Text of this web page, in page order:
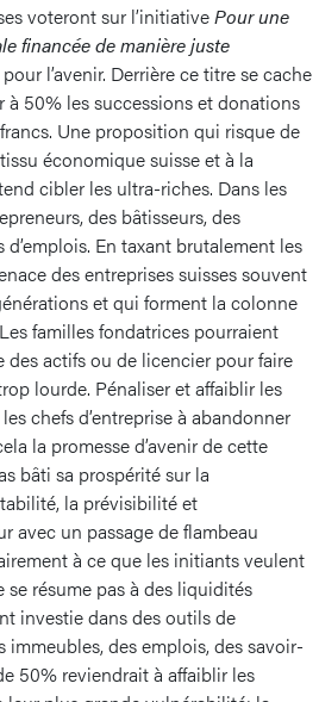
voteront sur l’initiativePour une
financée de manière juste
l’avenir. Derrière ce titre se cache
à 50% les successions et donations
Une proposition qui risque de
économique suisse et à la
cibler les ultra-riches. Dans les
des bâtisseurs, des
En taxant brutalement les
des entreprises suisses souvent
et qui forment la colonne
familles fondatrices pourraient
actifs ou de licencier pour faire
lourde. Pénaliser et affaiblir les
chefs d’entreprise à abandonner
la promesse d’avenir de cette
bâti sa prospérité sur la
la prévisibilité et
avec un passage de flambeau
à ce que les initiants veulent
résume pas à des liquidités
investie dans des outils de
immeubles, des emplois, des savoir-
50% reviendrait à affaiblir les